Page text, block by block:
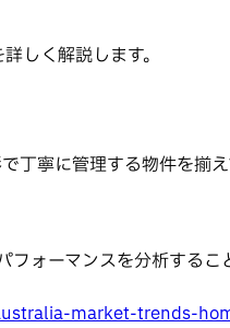
しく解説します。
寧に管理する物件を揃え
ォーマンスを分析する
market-trends-